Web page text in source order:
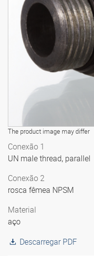
The product image may differ
Conexão 1
UN male thread, parallel
Conexão 2
rosca fêmea NPSM
Material
aço
Descarregar PDF